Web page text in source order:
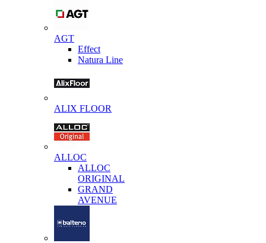
AGT
Effect
Natura Line
ALIX FLOOR
ALLOC
ALLOC
ORIGINAL
GRAND
AVENUE